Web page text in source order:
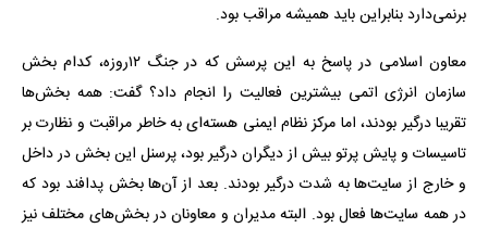
برنمی‌دارد بنابراین باید همیشه مراقب بود.
معاون اسلامی در پاسخ به این پرسش که در جنگ ۱۲روزه، کدام بخش
سازمان انرژی اتمی بیشترین فعالیت را انجام داد؟ گفت: همه بخش‌ها
تقریبا درگیر بودند، اما مرکز نظام ایمنی هسته‌ای به خاطر مراقبت و نظارت بر
تاسیسات و پایش پرتو بیش از دیگران درگیر بود، پرسنل این بخش در داخل
و خارج از سایت‌ها به شدت درگیر بودند. بعد از آن‌ها بخش پدافند بود که
در همه سایت‌ها فعال بود. البته مدیران و معاونان در بخش‌های مختلف نیز